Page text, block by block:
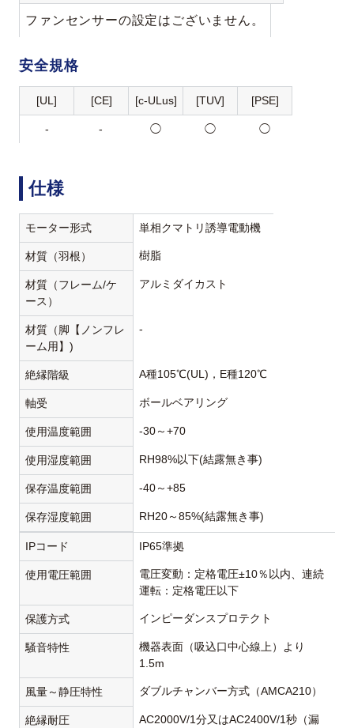
ファンセンサーの設定はございません。
安全規格
[UL] [CE] [c-ULus] [TUV] [PSE]
- - ◯ ◯ ◯
仕様
モーター形式 単相クマトリ誘導電動機
材質（羽根） 樹脂
材質（フレーム/ケ
ース）
アルミダイカスト
材質（脚【ノンフレ
ーム用】)
-
絶縁階級 A種105℃(UL)，E種120℃
軸受 ボールベアリング
使用温度範囲 -30～+70
使用湿度範囲 RH98%以下(結露無き事)
保存温度範囲 -40～+85
保存湿度範囲 RH20～85%(結露無き事)
IPコード IP65準拠
使用電圧範囲
電圧変動：定格電圧±10％以内、連続
運転：定格電圧以下
保護方式 インピーダンスプロテクト
騒音特性
機器表面（吸込口中心線上）より
1.5m
風量～静圧特性 ダブルチャンバー方式（AMCA210）
絶縁耐圧
AC2000V/1分又はAC2400V/1秒（漏